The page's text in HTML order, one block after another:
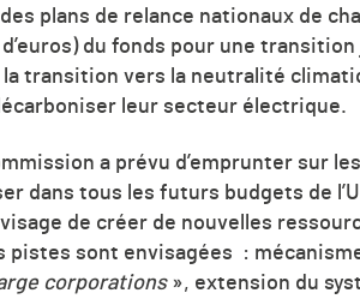
plans de relance nationaux de
du fonds pour une
la transition vers la neutralité
leur secteur électrique.
a prévu d’emprunter sur
dans tous les futurs budgets de
de créer de nouvelles
pistes sont envisagées
:
corporations», extension du